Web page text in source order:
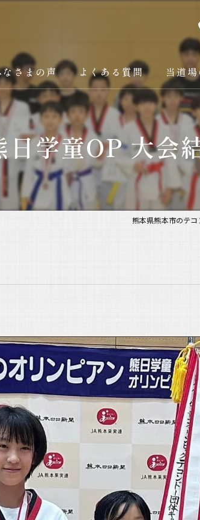
なさまの声 よくある質問 当道
大人
子供
ダイエ
礼儀
日学童OP 大会
熊本県熊本市のテ